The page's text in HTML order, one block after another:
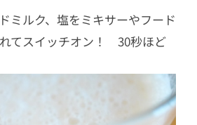
ミルク、塩をミキサーやフード
てスイッチオン！ 30秒ほど